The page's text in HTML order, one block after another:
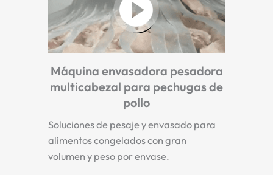
Máquina envasadora pesadora
multicabezal para pechugas de
pollo
Soluciones de pesaje y envasado para
alimentos congelados con gran
volumen y peso por envase.